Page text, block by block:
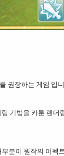
권장하는 게임 입
기법을 카툰 렌더
분이 원작의 이펙